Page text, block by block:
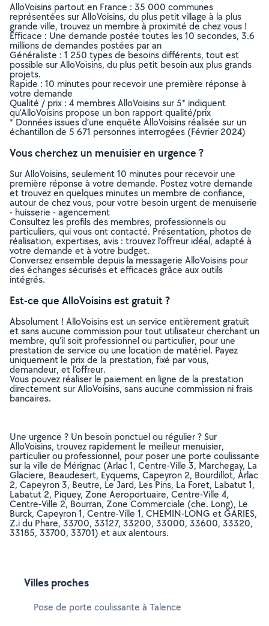
AlloVoisins partout en France : 35 000 communes
représentées sur AlloVoisins, du plus petit village à la plus
grande ville, trouvez un membre à proximité de chez vous !
Efficace : Une demande postée toutes les 10 secondes, 3.6
millions de demandes postées par an
Généraliste : 1 250 types de besoins différents, tout est
possible sur AlloVoisins, du plus petit besoin aux plus grands
projets.
Rapide : 10 minutes pour recevoir une première réponse à
votre demande
Qualité / prix : 4 membres AlloVoisins sur 5* indiquent
qu’AlloVoisins propose un bon rapport qualité/prix
* Données issues d’une enquête AlloVoisins réalisée sur un
échantillon de 5 671 personnes interrogées (Février 2024)
Vous cherchez un menuisier en urgence ?
Sur AlloVoisins, seulement 10 minutes pour recevoir une
première réponse à votre demande. Postez votre demande
et trouvez en quelques minutes un membre de confiance,
autour de chez vous, pour votre besoin urgent de menuiserie
- huisserie - agencement
Consultez les profils des membres, professionnels ou
particuliers, qui vous ont contacté. Présentation, photos de
réalisation, expertises, avis : trouvez l'offreur idéal, adapté à
votre demande et à votre budget.
Conversez ensemble depuis la messagerie AlloVoisins pour
des échanges sécurisés et efficaces grâce aux outils
intégrés.
Est-ce que AlloVoisins est gratuit ?
Absolument ! AlloVoisins est un service entièrement gratuit
et sans aucune commission pour tout utilisateur cherchant un
membre, qu’il soit professionnel ou particulier, pour une
prestation de service ou une location de matériel. Payez
uniquement le prix de la prestation, fixé par vous,
demandeur, et l’offreur.
Vous pouvez réaliser le paiement en ligne de la prestation
directement sur AlloVoisins, sans aucune commission ni frais
bancaires.
Une urgence ? Un besoin ponctuel ou régulier ? Sur
AlloVoisins, trouvez rapidement le meilleur menuisier,
particulier ou professionnel, pour poser une porte coulissante
sur la ville de Mérignac (Arlac 1, Centre-Ville 3, Marchegay, La
Glaciere, Beaudesert, Eyquems, Capeyron 2, Bourdillot, Arlac
2, Capeyron 3, Beutre, Le Jard, Les Pins, La Foret, Labatut 1,
Labatut 2, Piquey, Zone Aeroportuaire, Centre-Ville 4,
Centre-Ville 2, Bourran, Zone Commerciale (che. Long), Le
Burck, Capeyron 1, Centre-Ville 1, CHEMIN-LONG et GARIES,
Z.i du Phare, 33700, 33127, 33200, 33000, 33600, 33320,
33185, 33700, 33701) et aux alentours.
Villes proches
Pose de porte coulissante à Talence